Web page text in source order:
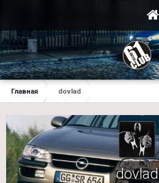
Главная dovlad
dovlad